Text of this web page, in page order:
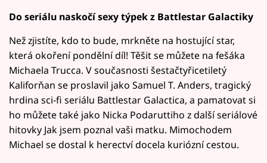
Do seriálu naskočí sexy týpek z Battlestar Galactiky
Než zjistíte, kdo to bude, mrkněte na hostující star,
která okoření pondělní díl! Těšit se můžete na fešáka
Michaela Trucca. V současnosti šestačtyřicetiletý
Kaliforňan se proslavil jako Samuel T. Anders, tragický
hrdina sci-fi seriálu Battlestar Galactica, a pamatovat si
ho můžete také jako Nicka Podaruttiho z další seriálové
hitovky Jak jsem poznal vaši matku. Mimochodem
Michael se dostal k herectví docela kuriózní cestou.